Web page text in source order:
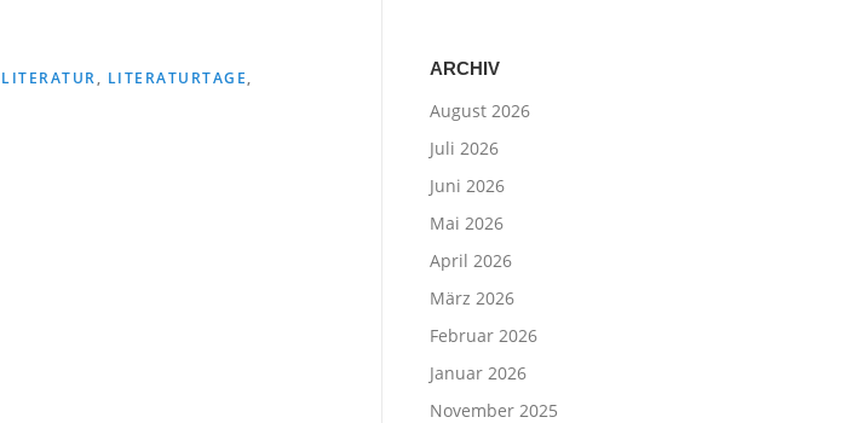
LITERATUR, LITERATURTAGE,
ARCHIV
August 2026
Juli 2026
Juni 2026
Mai 2026
April 2026
März 2026
Februar 2026
Januar 2026
November 2025